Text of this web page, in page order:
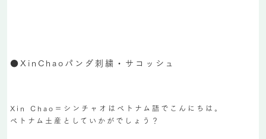
●XinChaoパンダ刺繍・サコッシュ
Xin Chao＝シンチャオはベトナム語でこんにちは。
ベトナム土産としていかがでしょう？